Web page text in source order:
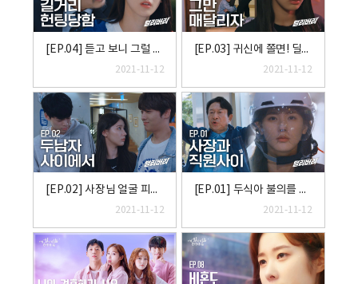
[EP.04] 듣고 보니 그럴 만두! 딜리버리 (KOR/ENG SUB)
2021-11-12
[EP.03] 귀신에 쫄면! 딜리버리 (KOR/ENG SUB)
2021-11-12
[EP.02] 사장님 얼굴 피자! 딜리버리 (KOR/ENG SUB)
2021-11-12
[EP.01] 두식아 불의를 참치마요! 딜리버리 (KOR/ENG SUB)
2021-11-12